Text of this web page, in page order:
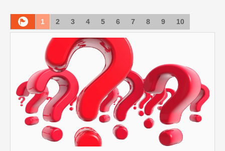
1 2 3 4 5 6 7 8 9 10